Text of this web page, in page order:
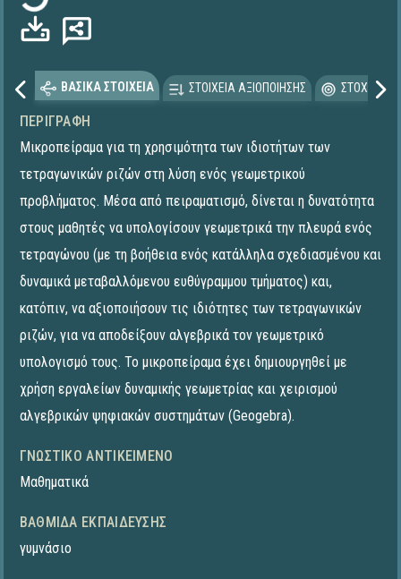
ΒΑΣΙΚΑ ΣΤΟΙΧΕΙΑ ΣΤΟΙΧΕΙΑ ΑΞΙΟΠΟΙΗΣΗΣ
ΠΕΡΙΓΡΑΦΉ
Μικροπείραμα για τη χρησιμότητα των ιδιοτήτων των
τετραγωνικών ριζών στη λύση ενός γεωμετρικού
προβλήματος. Μέσα από πειραματισμό, δίνεται η δυνατότητα
στους μαθητές να υπολογίσουν γεωμετρικά την πλευρά ενός
τετραγώνου (με τη βοήθεια ενός κατάλληλα σχεδιασμένου και
δυναμικά μεταβαλλόμενου ευθύγραμμου τμήματος) και,
κατόπιν, να αξιοποιήσουν τις ιδιότητες των τετραγωνικών
ριζών, για να αποδείξουν αλγεβρικά τον γεωμετρικό
υπολογισμό τους. To μικροπείραμα έχει δημιουργηθεί με
χρήση εργαλείων δυναμικής γεωμετρίας και χειρισμού
αλγεβρικών ψηφιακών συστημάτων (Geogebra).
ΓΝΩΣΤΙΚΌ ΑΝΤΙΚΕΊΜΕΝΟ
Μαθηματικά
ΒΑΘΜΊΔΑ ΕΚΠΑΊΔΕΥΣΗΣ
γυμνάσιο